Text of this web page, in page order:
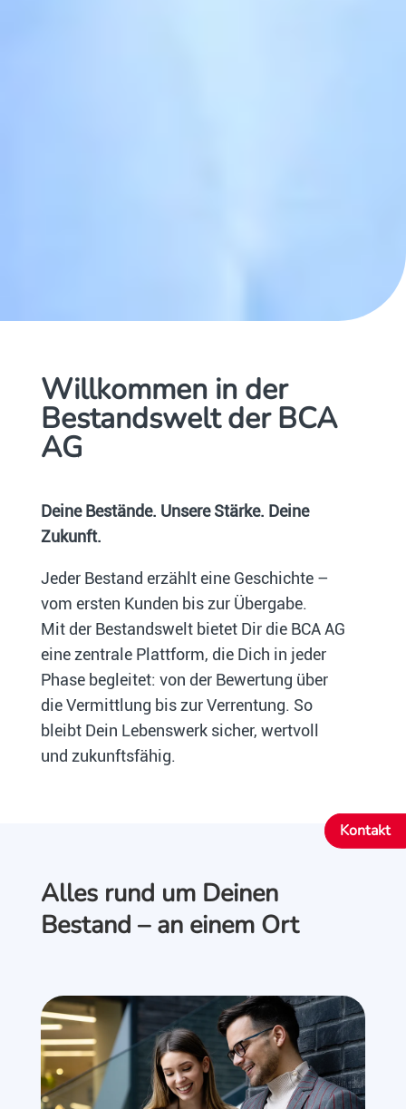
Willkommen in der
Bestandswelt der BCA
AG
Deine Bestände. Unsere Stärke. Deine
Zukunft.
Jeder Bestand erzählt eine Geschichte –
vom ersten Kunden bis zur Übergabe.
Mit der Bestandswelt bietet Dir die BCA AG
eine zentrale Plattform, die Dich in jeder
Phase begleitet: von der Bewertung über
die Vermittlung bis zur Verrentung. So
bleibt Dein Lebenswerk sicher, wertvoll
und zukunftsfähig.
Alles rund um Deinen
Bestand – an einem Ort
Kontakt